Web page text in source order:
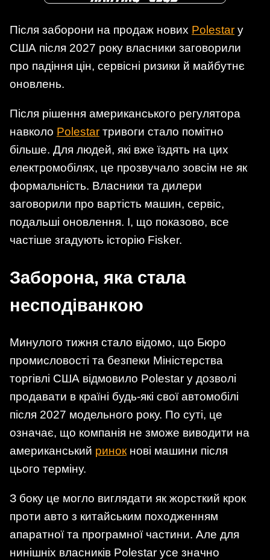
Після заборони на продаж нових Polestar у
США після 2027 року власники заговорили
про падіння цін, сервісні ризики й майбутнє
оновлень.
Після рішення американського регулятора
навколо Polestar тривоги стало помітно
більше. Для людей, які вже їздять на цих
електромобілях, це прозвучало зовсім не як
формальність. Власники та дилери
заговорили про вартість машин, сервіс,
подальші оновлення. І, що показово, все
частіше згадують історію Fisker.
Заборона, яка стала
несподіванкою
Минулого тижня стало відомо, що Бюро
промисловості та безпеки Міністерства
торгівлі США відмовило Polestar у дозволі
продавати в країні будь-які свої автомобілі
після 2027 модельного року. По суті, це
означає, що компанія не зможе виводити на
американський ринок нові машини після
цього терміну.
З боку це могло виглядати як жорсткий крок
проти авто з китайським походженням
апаратної та програмної частини. Але для
нинішніх власників Polestar усе значно